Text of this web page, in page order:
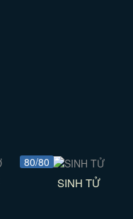
80/80
SINH TỬ